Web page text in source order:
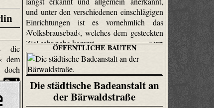
und unter den verschiedenen einschlägigen
Einrichtungen ist es vornehmlich das
›Volksbrausebad‹, welches dem gesteckten
Ziel sehr nahe kommt.
die
dem
ÖFFENTLICHE BAUTEN
Die städtische Badeanstalt an
der Bärwaldstraße